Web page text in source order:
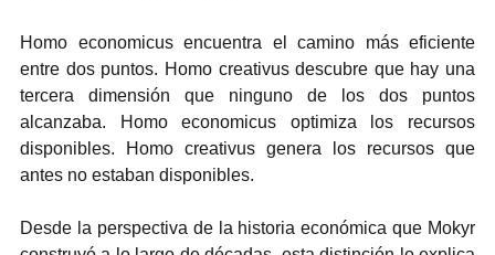
Homo economicus encuentra el camino más eficiente
entre dos puntos. Homo creativus descubre que hay una
tercera dimensión que ninguno de los dos puntos
alcanzaba. Homo economicus optimiza los recursos
disponibles. Homo creativus genera los recursos que
antes no estaban disponibles.
Desde la perspectiva de la historia económica que Mokyr